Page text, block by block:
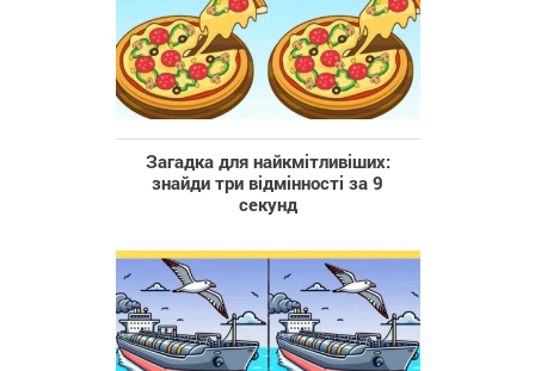
Загадка для найкмітливіших:
знайди три відмінності за 9
секунд